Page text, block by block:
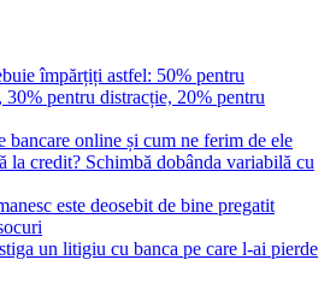
împărțiți astfel: 50% pentru
pentru distracție, 20% pentru
bancare online și cum ne ferim de ele
la credit? Schimbă dobânda variabilă cu
este deosebit de bine pregatit
un litigiu cu banca pe care l-ai pierde